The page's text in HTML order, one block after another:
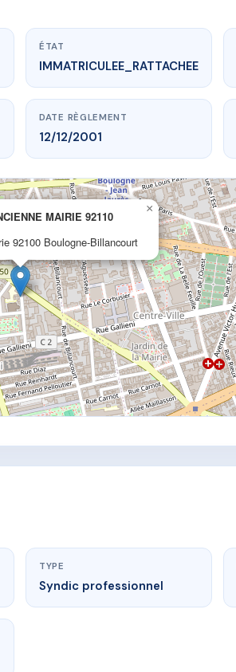
BOULOGNE
Billancourt
ÉTAT
IMMATRICULEE_RATTACHEE
DATE RÈGLEMENT
12/12/2001
MAIRIE 92110
92100 Boulogne-Billancourt
×
TYPE
Syndic professionnel